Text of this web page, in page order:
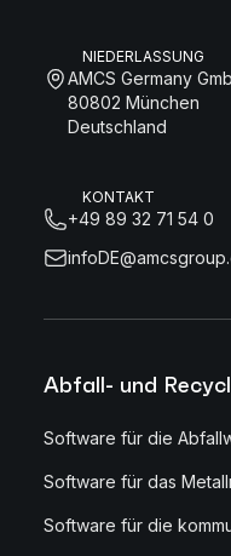
NIEDERLASSUNG
AMCS Germany
80802 München
Deutschland
KONTAKT
+49 89 32 71 54 0
Abfall- und
Software für die
Software für das
Software für die